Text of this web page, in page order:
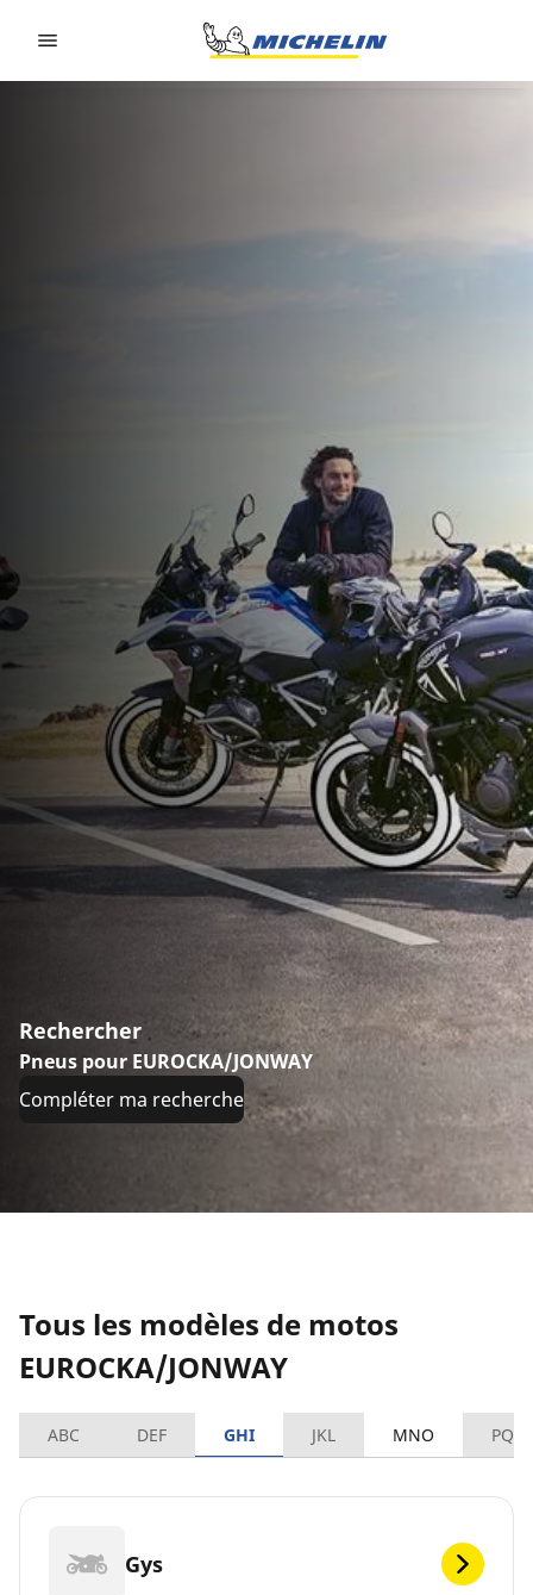
Rechercher
Pneus pour EUROCKA/JONWAY
Compléter ma recherche
Tous les modèles de motos
EUROCKA/JONWAY
ABC DEF GHI JKL MNO PQRS
Gys